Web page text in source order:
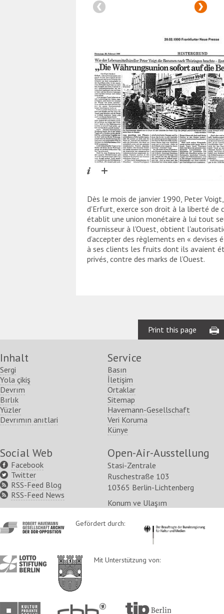
Dès le mois de janvier 1990, Peter
d'Erfurt, exerce son droit à la liberté de
établit une union monétaire à lui tout
fournisseur à l'Ouest, obtient
d’accepter des règlements en « devises
à ses clients les fruits dont ils avaient
privés, contre des marks de l’Ouest.
Print this page
Inhalt
Sergi
Yola çikiş
Devrım
Bırlık
Yüzler
Devrımın anıtlari
Service
Basın
İletişim
Ortaklar
Sitemap
Havemann-Gesellschaft
Veri Koruma
Künye
Social Web
Facebook
Twitter
RSS-Feed Blog
RSS-Feed News
Open-Air-Ausstellung
Stasi-Zentrale
Ruschestraße 103
10365 Berlin-Lichtenberg
Konum ve Ulaşım
http://www.havemann-
gesellschaft.de/
Gefördert durch: http://
http://www.lotto-
stiftung-
http://www.berlin.de/ba-
lichtenberg/
Mit Unterstützung von:
http://www.kulturprojekte-
http://www.rbb-
http://www.tip-